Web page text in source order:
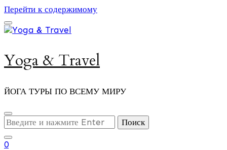
Перейти к содержимому
Yoga & Travel
ЙОГА ТУРЫ ПО ВСЕМУ МИРУ
Ищите
что-
то?
0